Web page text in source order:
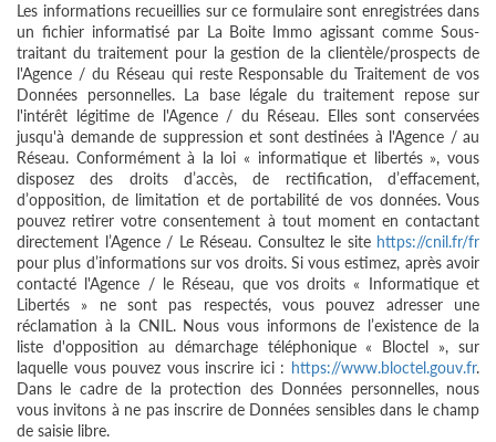
Les informations recueillies sur ce formulaire sont enregistrées dans
un fichier informatisé par La Boite Immo agissant comme Sous-
traitant du traitement pour la gestion de la clientèle/prospects de
l'Agence / du Réseau qui reste Responsable du Traitement de vos
Données personnelles. La base légale du traitement repose sur
l'intérêt légitime de l'Agence / du Réseau. Elles sont conservées
jusqu'à demande de suppression et sont destinées à l'Agence / au
Réseau. Conformément à la loi « informatique et libertés », vous
disposez des droits d’accès, de rectification, d’effacement,
d’opposition, de limitation et de portabilité de vos données. Vous
pouvez retirer votre consentement à tout moment en contactant
directement l’Agence / Le Réseau. Consultez le site https://cnil.fr/fr
pour plus d’informations sur vos droits. Si vous estimez, après avoir
contacté l'Agence / le Réseau, que vos droits « Informatique et
Libertés » ne sont pas respectés, vous pouvez adresser une
réclamation à la CNIL. Nous vous informons de l’existence de la
liste d'opposition au démarchage téléphonique « Bloctel », sur
laquelle vous pouvez vous inscrire ici : https://www.bloctel.gouv.fr.
Dans le cadre de la protection des Données personnelles, nous
vous invitons à ne pas inscrire de Données sensibles dans le champ
de saisie libre.